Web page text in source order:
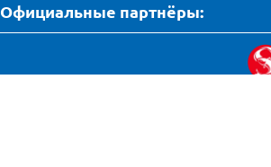
Официальные партнёры: